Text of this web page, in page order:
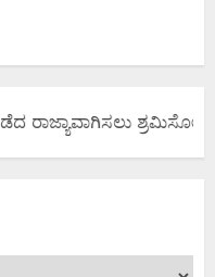
ರಾಜ್ಯಾವಾಗಿಸಲು ಶ್ರಮಿಸೋಣ